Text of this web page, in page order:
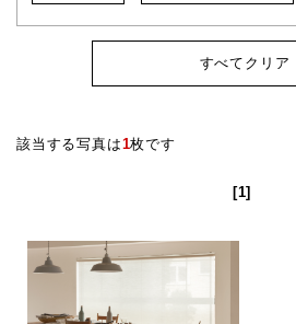
すべてクリア
該当する写真は1枚です
[1]